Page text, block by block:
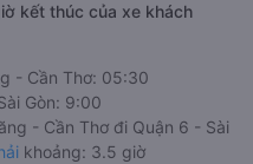
kết thúc của xe khách
- Cần Thơ: 05:30
Gòn: 9:00
- Cần Thơ đi Quận 6 - Sài
khoảng: 3.5 giờ